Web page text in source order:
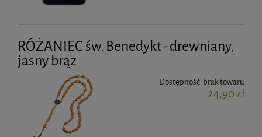
RÓŻANIEC św. Benedykt - drewniany,
jasny brąz
Dostępność: brak towaru
24,90 zł